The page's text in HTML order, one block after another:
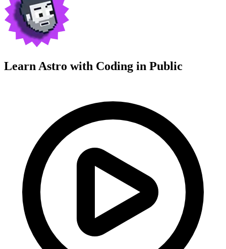
Learn Astro with Coding in Public